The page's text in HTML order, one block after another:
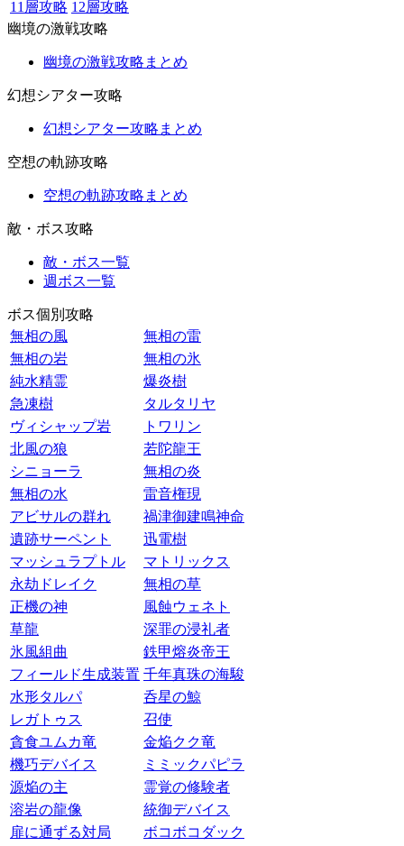
11層攻略 12層攻略
幽境の激戦攻略
幽境の激戦攻略まとめ
幻想シアター攻略
幻想シアター攻略まとめ
空想の軌跡攻略
空想の軌跡攻略まとめ
敵・ボス攻略
敵・ボス一覧
週ボス一覧
ボス個別攻略
無相の風
無相の雷
無相の岩
無相の氷
純水精霊
爆炎樹
急凍樹
タルタリヤ
ヴィシャップ岩
トワリン
北風の狼
若陀龍王
シニョーラ
無相の炎
無相の水
雷音権現
アビサルの群れ
禍津御建鳴神命
遺跡サーペント
迅電樹
マッシュラプトル
マトリックス
永劫ドレイク
無相の草
正機の神
風蝕ウェネト
草龍
深罪の浸礼者
氷風組曲
鉄甲熔炎帝王
フィールド生成装置 千年真珠の海駿
水形タルパ
呑星の鯨
レガトゥス
召使
貪食ユムカ竜
金焔クク竜
機巧デバイス
ミミックパピラ
源焔の主
霊覚の修験者
溶岩の龍像
統御デバイス
扉に通ずる対局
ボコボコダック